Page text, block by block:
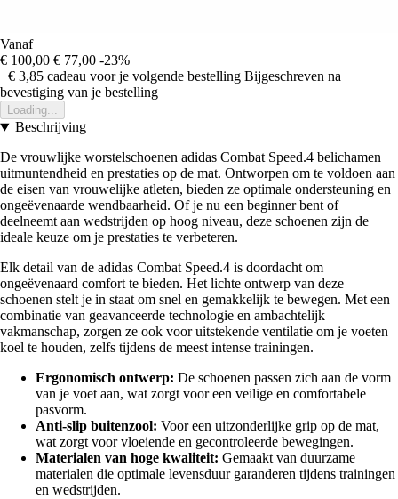
Vanaf
€ 100,00 € 77,00 -23%
+€ 3,85 cadeau voor je volgende bestelling Bijgeschreven na
bevestiging van je bestelling
Loading...
Beschrijving
De vrouwlijke worstelschoenen adidas Combat Speed.4 belichamen
uitmuntendheid en prestaties op de mat. Ontworpen om te voldoen aan
de eisen van vrouwelijke atleten, bieden ze optimale ondersteuning en
ongeëvenaarde wendbaarheid. Of je nu een beginner bent of
deelneemt aan wedstrijden op hoog niveau, deze schoenen zijn de
ideale keuze om je prestaties te verbeteren.
Elk detail van de adidas Combat Speed.4 is doordacht om
ongeëvenaard comfort te bieden. Het lichte ontwerp van deze
schoenen stelt je in staat om snel en gemakkelijk te bewegen. Met een
combinatie van geavanceerde technologie en ambachtelijk
vakmanschap, zorgen ze ook voor uitstekende ventilatie om je voeten
koel te houden, zelfs tijdens de meest intense trainingen.
Ergonomisch ontwerp: De schoenen passen zich aan de vorm
van je voet aan, wat zorgt voor een veilige en comfortabele
pasvorm.
Anti-slip buitenzool: Voor een uitzonderlijke grip op de mat,
wat zorgt voor vloeiende en gecontroleerde bewegingen.
Materialen van hoge kwaliteit: Gemaakt van duurzame
materialen die optimale levensduur garanderen tijdens trainingen
en wedstrijden.